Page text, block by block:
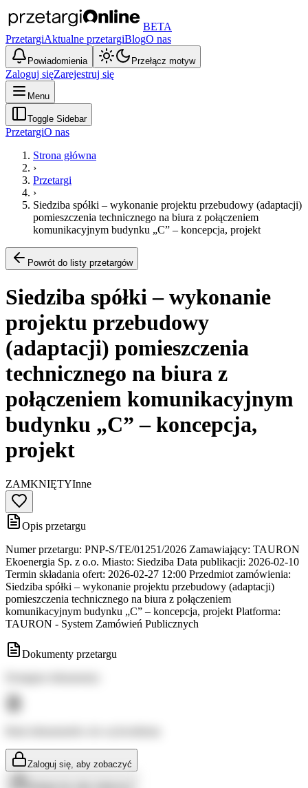
BETA
PrzetargiAktualne przetargiBlogO nas
Powiadomienia Przełącz motyw
Zaloguj sięZarejestruj się
Menu
Toggle Sidebar
PrzetargiO nas
Strona główna
›
Przetargi
›
Siedziba spółki – wykonanie projektu przebudowy (adaptacji)
pomieszczenia technicznego na biura z połączeniem
komunikacyjnym budynku „C” – koncepcja, projekt
Powrót do listy przetargów
Siedziba spółki – wykonanie
projektu przebudowy
(adaptacji) pomieszczenia
technicznego na biura z
połączeniem komunikacyjnym
budynku „C” – koncepcja,
projekt
ZAMKNIĘTYInne
Opis przetargu
Numer przetargu: PNP-S/TE/01251/2026 Zamawiający: TAURON
Ekoenergia Sp. z o.o. Miasto: Siedziba Data publikacji: 2026-02-10
Termin składania ofert: 2026-02-27 12:00 Przedmiot zamówienia:
Siedziba spółki – wykonanie projektu przebudowy (adaptacji)
pomieszczenia technicznego na biura z połączeniem
komunikacyjnym budynku „C” – koncepcja, projekt Platforma:
TAURON - System Zamówień Publicznych
Dokumenty przetargu
Zaloguj się, aby zobaczyć